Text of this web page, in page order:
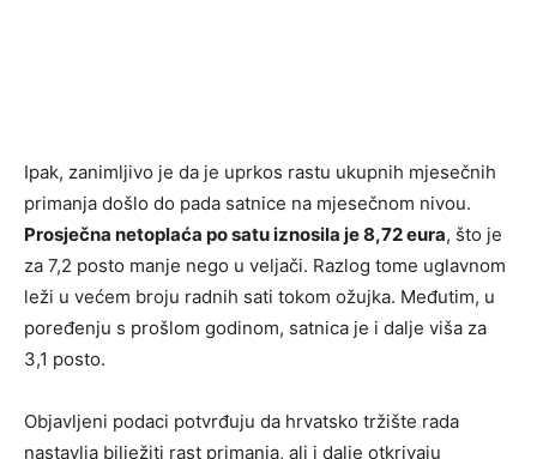
Ipak, zanimljivo je da je uprkos rastu ukupnih mjesečnih
primanja došlo do pada satnice na mjesečnom nivou.
Prosječna netoplaća po satu iznosila je 8,72 eura, što je
za 7,2 posto manje nego u veljači. Razlog tome uglavnom
leži u većem broju radnih sati tokom ožujka. Međutim, u
poređenju s prošlom godinom, satnica je i dalje viša za
3,1 posto.
Objavljeni podaci potvrđuju da hrvatsko tržište rada
nastavlja bilježiti rast primanja, ali i dalje otkrivaju